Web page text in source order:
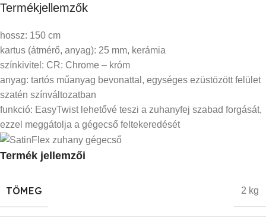
Termékjellemzők
hossz: 150 cm
kartus (átmérő, anyag): 25 mm, kerámia
színkivitel: CR: Chrome – króm
anyag: tartós műanyag bevonattal, egységes ezüstözött felület
szatén színváltozatban
funkció: EasyTwist lehetővé teszi a zuhanyfej szabad forgását,
ezzel meggátolja a gégecső feltekeredését
Termék jellemzői
TÖMEG 2 kg